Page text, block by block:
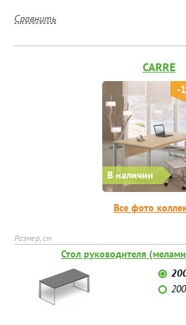
Сравнить
CARRE
В наличии
-
Все фото
Размер, см
Стол руководителя